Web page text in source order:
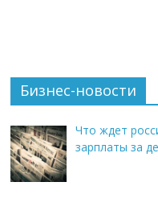
Бизнес-новости
Что ждет
зарплаты за